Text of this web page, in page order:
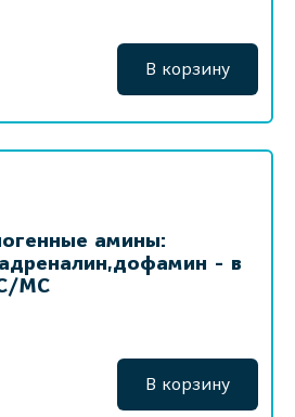
В корзину
амины:
- в
МС
В корзину